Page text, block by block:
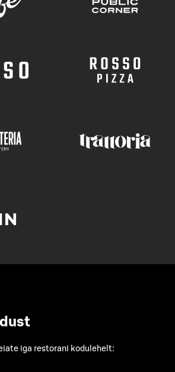
iga restorani kodulehelt: